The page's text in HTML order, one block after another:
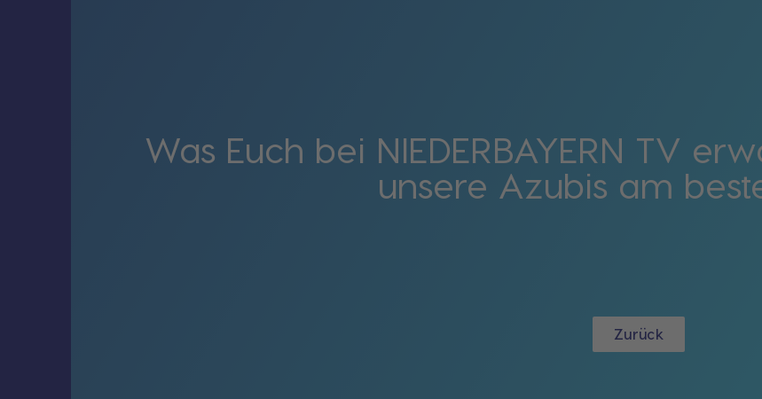
Was Euch bei NIEDERBAYERN TV
unsere Azubis am
Zurück